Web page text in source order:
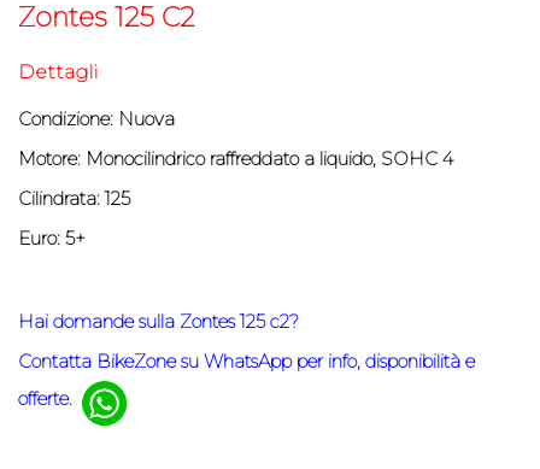
Zontes 125 C2
Dettagli
Condizione: Nuova
Motore: Monocilindrico raffreddato a liquido, SOHC 4
Cilindrata: 125
Euro: 5+
Hai domande sulla Zontes 125 c2?
Contatta BikeZone su WhatsApp per info, disponibilità e
offerte.